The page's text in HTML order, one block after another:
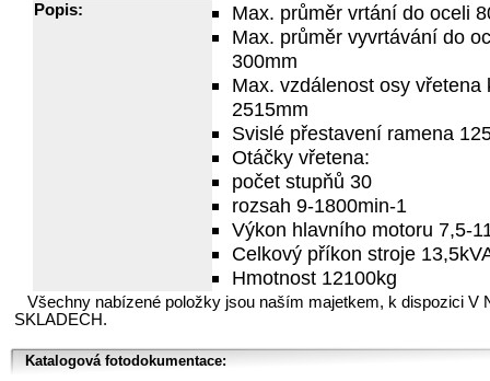
Popis:
Max. průměr vrtání do oceli
Max. průměr vyvrtávání do
300mm
Max. vzdálenost osy vřetena
2515mm
Svislé přestavení ramena
Otáčky vřetena:
počet stupňů 30
rozsah 9-1800min-1
Výkon hlavního motoru 7,5-
Celkový příkon stroje
Hmotnost 12100kg
Všechny nabízené položky jsou naším majetkem, k dispozici V
SKLADECH.
Katalogová fotodokumentace: